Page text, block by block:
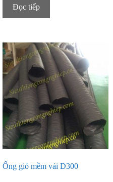
Đọc tiếp
Ống gió mềm vải D300